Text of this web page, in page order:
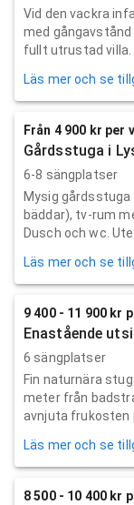
Vid den vackra
med
fullt utrustad villa.
Läs mer och se
Från 4 900 kr per
Gårdsstuga i
6-8 sängplatser
Mysig
bäddar), tv-rum
Dusch och wc.
Läs mer och se
9 400 - 11 900 kr
Enastående
6 sängplatser
Fin naturnära
meter från
avnjuta frukosten
Läs mer och se
8 500 - 10 400 kr